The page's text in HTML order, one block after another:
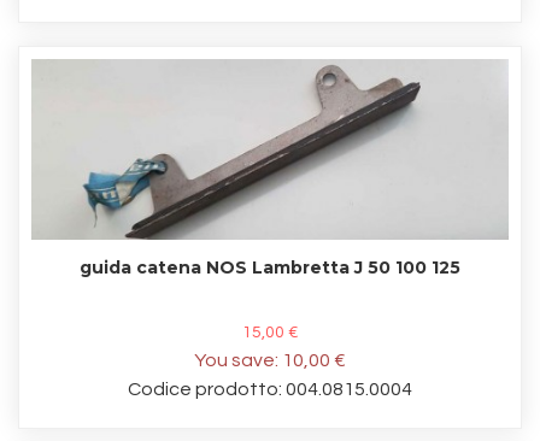
guida catena NOS Lambretta J 50 100 125
15,00 €
You save: 10,00 €
Codice prodotto: 004.0815.0004